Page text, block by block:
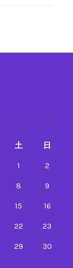
土 日
1 2
8 9
15 16
22 23
29 30